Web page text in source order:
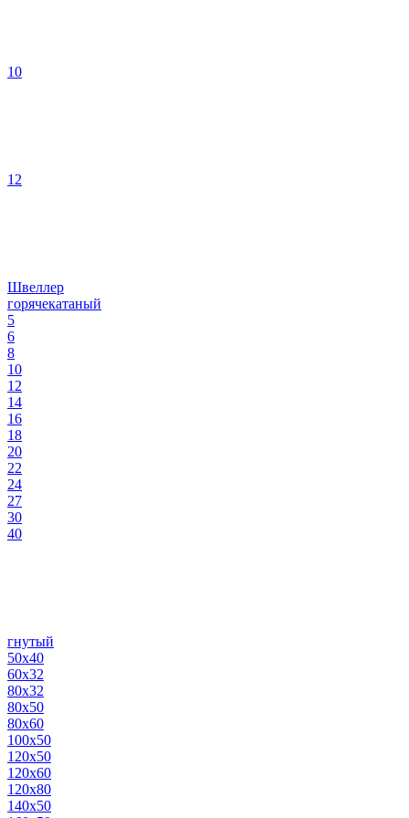
10
12
Швеллер
горячекатаный
5
6
8
10
12
14
16
18
20
22
24
27
30
40
гнутый
50х40
60х32
80х32
80х50
80х60
100х50
120х50
120х60
120х80
140х50